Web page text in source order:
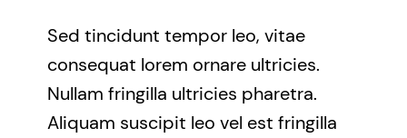
Sed tincidunt tempor leo, vitae
consequat lorem ornare ultricies.
Nullam fringilla ultricies pharetra.
Aliquam suscipit leo vel est fringilla